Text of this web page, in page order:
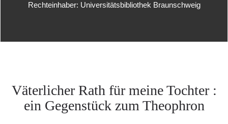
Rechteinhaber: Universitätsbibliothek Braunschweig
Väterlicher Rath für meine Tochter :
ein Gegenstück zum Theophron